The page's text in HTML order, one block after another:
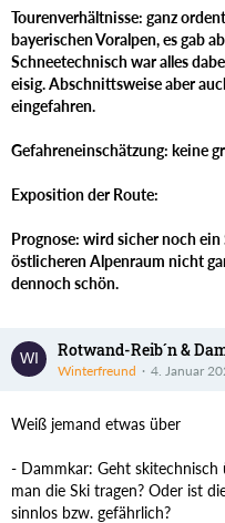
Tourenverhältnisse: ganz
bayerischen Voralpen, es gab
Schneetechnisch war alles
eisig. Abschnittsweise aber
eingefahren.
Gefahreneinschätzung: keine
Exposition der Route:
Prognose: wird sicher noch ein
östlicheren Alpenraum nicht
dennoch schön.
Rotwand-Reib´n &
Winterfreund 4. Januar
Weiß jemand etwas über
- Dammkar: Geht
man die Ski tragen? Oder ist
sinnlos bzw. gefährlich?